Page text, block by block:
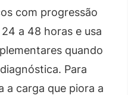
com progressão
a 48 horas e usa
quando
Para
a carga que piora a